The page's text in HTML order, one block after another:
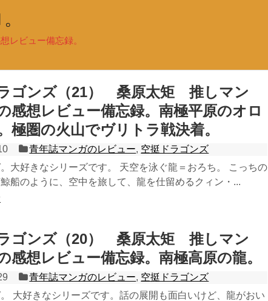
レビュー備忘録。
ゴンズ（21） 桑原太矩 推しマン
感想レビュー備忘録。南極平原のオロ
極圏の火山でヴリトラ戦決着。
青年誌マンガのレビュー, 空挺ドラゴンズ
大好きなシリーズです。 天空を泳ぐ龍＝おろち。 こっちの
船のように、空中を旅して、龍を仕留めるクィン・...
ゴンズ（20） 桑原太矩 推しマン
感想レビュー備忘録。南極高原の龍。
青年誌マンガのレビュー, 空挺ドラゴンズ
大好きなシリーズです。話の展開も面白いけど、龍がおい